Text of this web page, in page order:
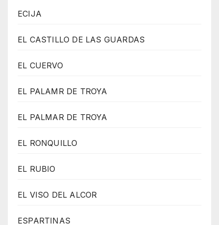
ECIJA
EL CASTILLO DE LAS GUARDAS
EL CUERVO
EL PALAMR DE TROYA
EL PALMAR DE TROYA
EL RONQUILLO
EL RUBIO
EL VISO DEL ALCOR
ESPARTINAS